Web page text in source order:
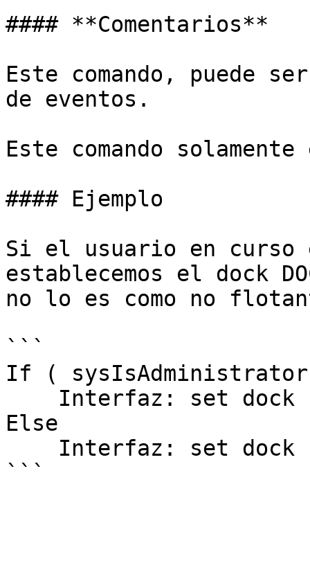
#### **Comentarios**
Este comando, puede
de eventos.
Este comando
#### Ejemplo
Si el usuario en curso
establecemos el dock
no lo es como no
```
If (
Else